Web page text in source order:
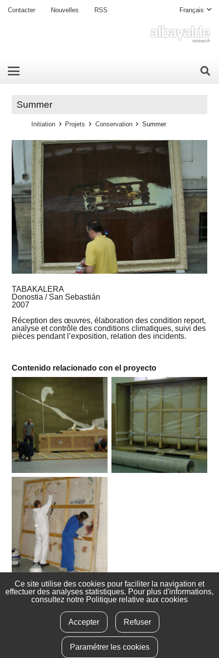
Contacter Nouvelles RSS Français
Summer
Initiation Projets Conservation Summer
TABAKALERA
Donostia / San Sebastián
2007
Réception des œuvres, élaboration des condition report,
analyse et contrôle des conditions climatiques, suivi des
pièces pendant l’exposition, relation des incidents.
Contenido relacionado con el proyecto
info@albayalde.org– Tlfn: 656 781 472
Politique de confidentialité
Ce site utilise des cookies pour faciliter la navigation et
effectuer des analyses statistiques. Pour plus d'informations,
consultez notre Politique relative aux cookies
Accepter Refuser
Paramétrer les cookies